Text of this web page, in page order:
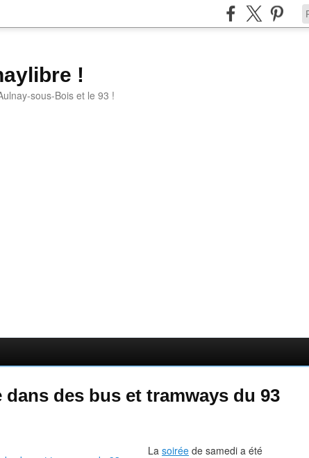
!
sous-Bois et le 93 !
des bus et tramways du 93
La soirée de samedi a été